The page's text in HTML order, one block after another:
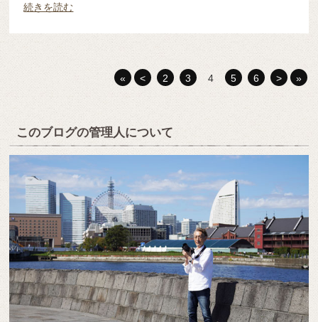
続きを読む
« < 2 3 4 5 6 > »
このブログの管理人について